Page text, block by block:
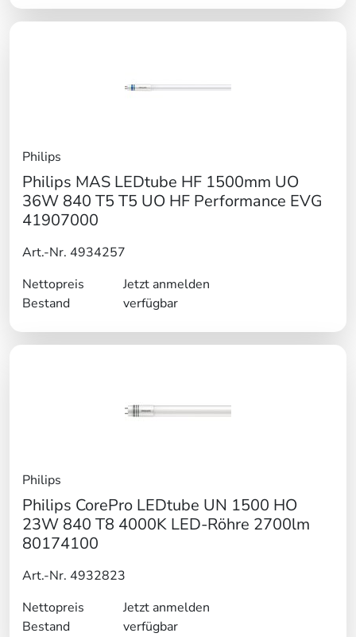
Philips
Philips MAS LEDtube HF 1500mm UO
36W 840 T5 T5 UO HF Performance EVG
41907000
Art.-Nr. 4934257
Nettopreis
Jetzt anmelden
Bestand
verfügbar
Philips
Philips CorePro LEDtube UN 1500 HO
23W 840 T8 4000K LED-Röhre 2700lm
80174100
Art.-Nr. 4932823
Nettopreis
Jetzt anmelden
Bestand
verfügbar